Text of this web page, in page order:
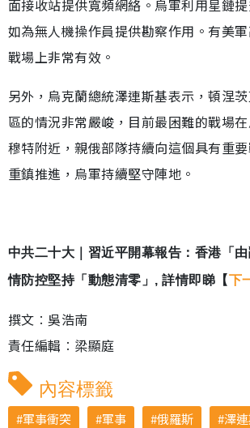
面接收站提供寬頻網絡。烏軍利用星鏈
如為無人機操作員提供勘察作用。有美
戰場上非常有效。
另外，烏克蘭總統澤連斯基表示，頓涅
區的情況非常嚴峻，目前最困難的戰場
穆特附近，親俄部隊持續向這個具有重
重鎮推進，烏軍持續堅守陣地。
中共二十大｜習近平開幕報告：香港「
情防控堅持「動態清零」, 詳情即睇【下
撰文︰吳浩南
責任編輯︰梁顯庭
內容標籤
軍事衝突 軍事 俄羅斯 澤